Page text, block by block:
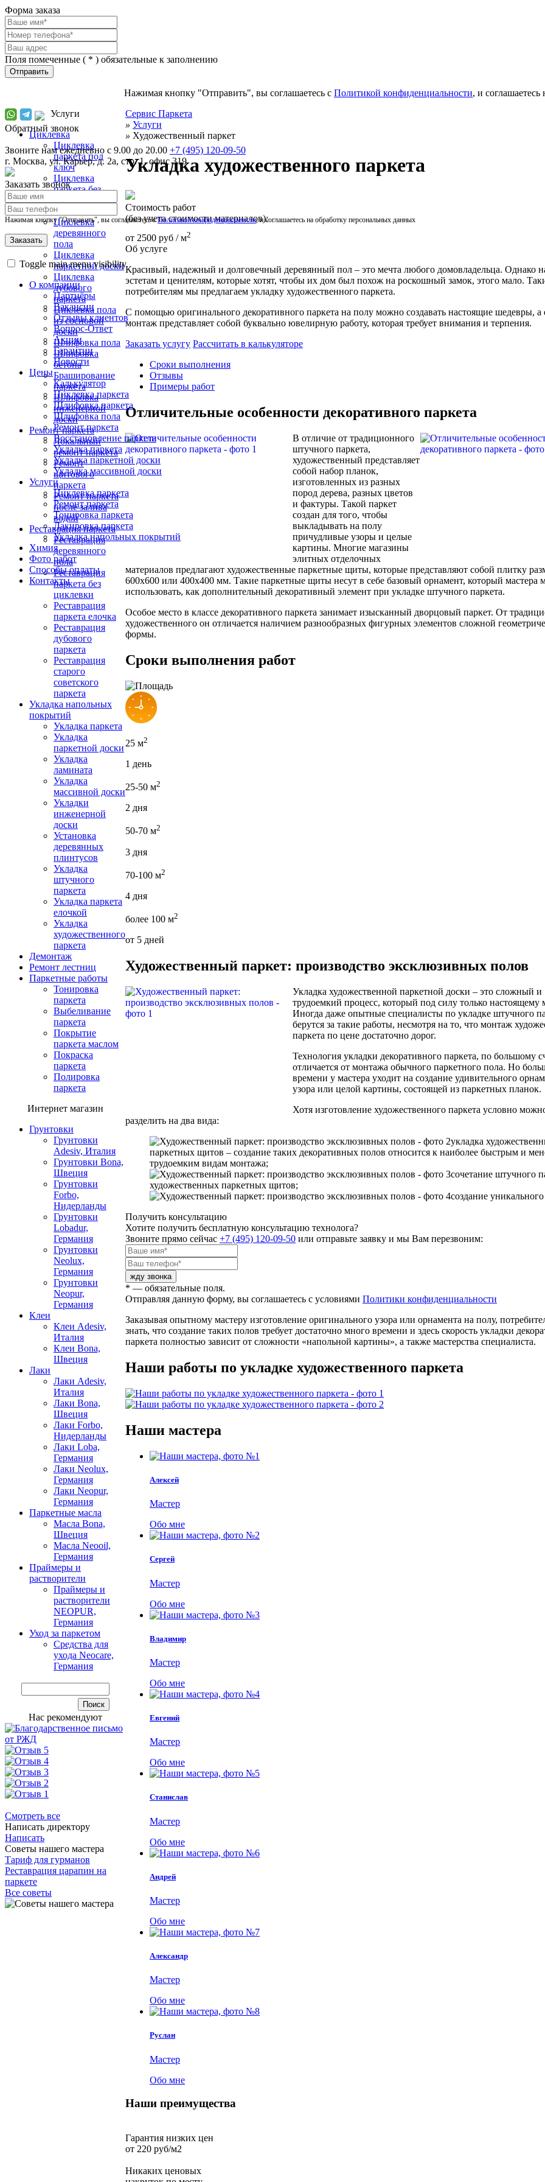
Форма заказа
Поля помеченные ( * ) обязательные к заполнению
Отправить
Нажимая кнопку "Отправить", вы соглашаетесь с Политикой конфиденциальности, и
Обратный звонок
Звоните нам ежедневно с 9.00 до 20.00 +7 (495) 120-09-50
г. Москва, ул. Карьер, д. 2а, стр. 1, офис 319
Заказать звонок
Нажимая кнопку "Отправить", вы соглашаетесь сПолитикой конфиденциальности, и соглашаетесь на обработку персональных данных
Toggle main menu visibility
О компании
Партнёры
Вакансии
Отзывы клиентов
Вопрос-Ответ
Акции
Гарантии
Новости
Цены
Калькулятор
Циклевка паркета
Шлифовка паркета
Шлифовка пола
Ремонт паркета
Восстановление паркета
Укладка паркета
Укладка паркетной доски
Укладка массивной доски
Услуги
Циклевка паркета
Ремонт паркета
Тонировка паркета
Лакировка паркета
Укладка напольных покрытий
Химия
Фото работ
Способы оплаты
Контакты
Услуги
Циклевка
Циклевка
паркета под
ключ
Циклевка
паркета без
пыли и выноса
мебели
Циклевка
деревянного
пола
Циклевка
паркетной доски
Циклевка
дубового
паркета
Циклевка пола
из сосновой
доски
Шлифовка пола
Шлифовка
бетона
Браширование
паркета
Шлифовка
инженерной
доски
Ремонт паркета
Локальный
ремонт паркета
Ремонт
щитового
паркета
Ремонт паркета
после залива
водой
Реставрация паркета
Реставрация
деревянного
пола
Реставрация
паркета без
циклевки
Реставрация
паркета елочка
Реставрация
дубового
паркета
Реставрация
старого
советского
паркета
Укладка напольных
покрытий
Укладка паркета
Укладка
паркетной доски
Укладка
ламината
Укладка
массивной доски
Укладки
инженерной
доски
Установка
деревянных
плинтусов
Укладка
штучного
паркета
Укладка паркета
елочкой
Укладка
художественного
паркета
Демонтаж
Ремонт лестниц
Паркетные работы
Тонировка
паркета
Выбеливание
паркета
Покрытие
паркета маслом
Покраска
паркета
Полировка
паркета
Интернет магазин
Грунтовки
Грунтовки
Adesiv, Италия
Грунтовки Bona,
Швеция
Грунтовки
Forbo,
Нидерланды
Грунтовки
Lobadur,
Германия
Грунтовки
Neolux,
Германия
Грунтовки
Neopur,
Германия
Клеи
Клеи Adesiv,
Италия
Клеи Bona,
Швеция
Лаки
Лаки Adesiv,
Италия
Лаки Bona,
Швеция
Лаки Forbo,
Нидерланды
Лаки Loba,
Германия
Лаки Neolux,
Германия
Лаки Neopur,
Германия
Паркетные масла
Масла Bona,
Швеция
Масла Neooil,
Германия
Праймеры и
растворители
Праймеры и
растворители
NEOPUR,
Германия
Уход за паркетом
Средства для
ухода Neocare,
Германия
Нас рекомендуют
Смотреть все
Написать директору
Написать
Советы нашего мастера
Тариф для гурманов
Реставрация царапин на
паркете
Все советы
Сервис Паркета
» Услуги
» Художественный паркет
Укладка художественного паркета
Стоимость работ
(без учета стоимости материалов):
от 2500 руб / м2
Об услуге
Красивый, надежный и долговечный деревянный пол – это мечта любого домовладельца. Однако
эстетам и ценителям, которые хотят, чтобы их дом был похож на роскошный замок, этого мало.
потребителям мы предлагаем укладку художественного паркета.
С помощью оригинального декоративного паркета на полу можно создавать настоящие шедевры, а
монтаж представляет собой буквально ювелирную работу, которая требует внимания и терпения.
Заказать услугу Рассчитать в калькуляторе
Сроки выполнения
Отзывы
Примеры работ
Отличительные особенности декоративного паркета
В отличие от традиционного
штучного паркета,
художественный представляет
собой набор планок,
изготовленных из разных
пород дерева, разных цветов
и фактуры. Такой паркет
создан для того, чтобы
выкладывать на полу
причудливые узоры и целые
картины. Многие магазины
элитных отделочных
материалов предлагают художественные паркетные щиты, которые представляют собой плитку
600х600 или 400х400 мм. Такие паркетные щиты несут в себе базовый орнамент, который мастера
использовать, как дополнительный декоративный элемент при укладке штучного паркета.
Особое место в классе декоративного паркета занимает изысканный дворцовый паркет. От
художественного он отличается наличием разнообразных фигурных элементов сложной
формы.
Сроки выполнения работ
25 м2
1 день
25-50 м2
2 дня
50-70 м2
3 дня
70-100 м2
4 дня
более 100 м2
от 5 дней
Художественный паркет: производство эксклюзивных полов
Укладка художественной паркетной доски – это сложный и
трудоемкий процесс, который под силу только настоящему
Иногда даже опытные специалисты по укладке штучного
берутся за такие работы, несмотря на то, что монтаж
паркета по цене достаточно дорог.
Технология укладки декоративного паркета, по большому
отличается от монтажа обычного паркетного пола. Но
времени у мастера уходит на создание удивительного
узора или целой картины, состоящей из паркетных планок.
Хотя изготовление художественного паркета условно
разделить на два вида:
укладка
паркетных щитов – создание таких декоративных полов относится к наиболее быстрым и
трудоемким видам монтажа;
сочетание штучного
художественных паркетных щитов;
создание уникального
Получить консультацию
Хотите получить бесплатную консультацию технолога?
Звоните прямо сейчас +7 (495) 120-09-50 или отправьте заявку и мы Вам перезвоним:
* — обязательные поля.
Отправляя данную форму, вы соглашаетесь с условиями Политики конфиденциальности
Заказывая опытному мастеру изготовление оригинального узора или орнамента на полу,
знать, что создание таких полов требует достаточно много времени и здесь скорость укладки
паркета полностью зависит от сложности «напольной картины», а также мастерства специалиста.
Наши работы по укладке художественного паркета
Наши мастера
Алексей
Мастер
Обо мне
Сергей
Мастер
Обо мне
Владимир
Мастер
Обо мне
Евгений
Мастер
Обо мне
Станислав
Мастер
Обо мне
Андрей
Мастер
Обо мне
Александр
Мастер
Обо мне
Руслан
Мастер
Обо мне
Наши преимущества
Гарантия низких цен
от 220 руб/м2
Никаких ценовых